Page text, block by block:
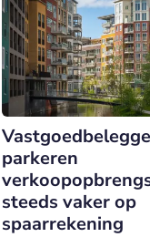
parkeren
steeds vaker op
spaarrekening